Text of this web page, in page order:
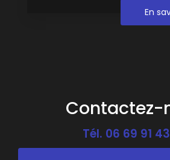
En
Contactez-
Tél. 06 69 91